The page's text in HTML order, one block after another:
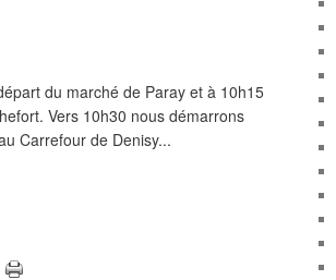
du marché de Paray et à 10h15
Vers 10h30 nous démarrons
Carrefour de Denisy...